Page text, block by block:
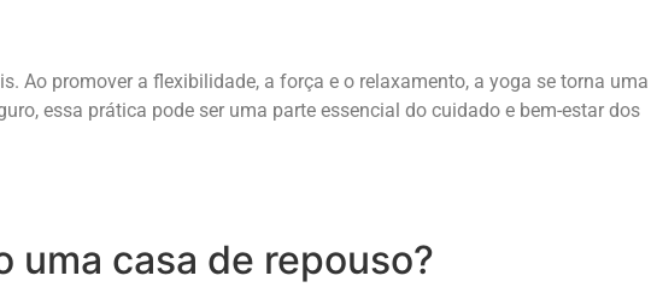
Ao promover a flexibilidade, a força e o relaxamento, a yoga se torna uma
essa prática pode ser uma parte essencial do cuidado e bem-estar dos
uma casa de repouso?